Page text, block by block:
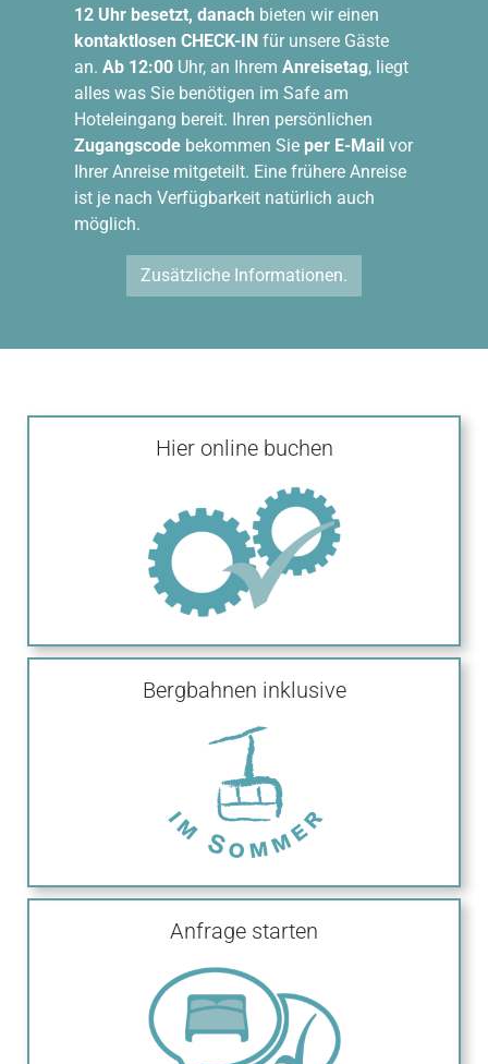
12 Uhr besetzt, danach bieten wir einen
kontaktlosen CHECK-IN für unsere Gäste
an. Ab 12:00 Uhr, an Ihrem Anreisetag, liegt
alles was Sie benötigen im Safe am
Hoteleingang bereit. Ihren persönlichen
Zugangscode bekommen Sie per E-Mail vor
Ihrer Anreise mitgeteilt. Eine frühere Anreise
ist je nach Verfügbarkeit natürlich auch
möglich.
Zusätzliche Informationen.
Hier online buchen
Bergbahnen inklusive
Anfrage starten